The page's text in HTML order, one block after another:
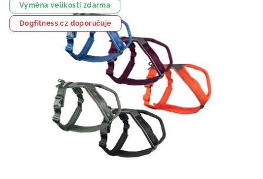
Výměna velikosti zdarma
Dogfitness.cz doporučuje